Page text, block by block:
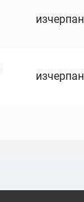
изчерпан
изчерпан